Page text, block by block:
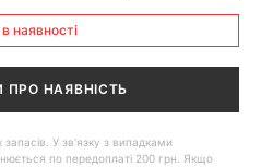
наявності
ПРО НАЯВНІСТЬ
запасів. У зв'язку з випадками
по передоплаті 200 грн. Якщо